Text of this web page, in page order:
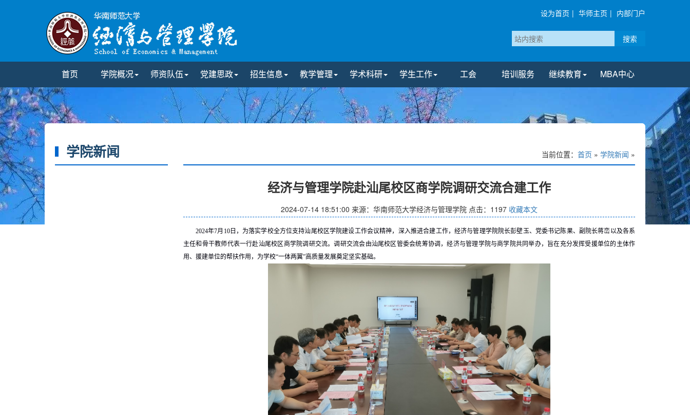
设为首页 | 华师主页 | 内部门户
搜索
首页 学院概况 师资队伍 党建思政 招生信息 教学管理 学术科研 学生工作 工会 培训服务 继续教育 MBA中心
学院新闻 当前位置： 首页 » 学院新闻 »
经济与管理学院赴汕尾校区商学院调研交流合建工作
2024-07-14 18:51:00 来源：华南师范大学经济与管理学院 点击： 1197 收藏本文
2024年7月10日，为落实学校全方位支持汕尾校区学院建设工作会议精神，深入推进合建工作，经济与管理学院院长彭壁玉、党委书记陈果、副院长蒋峦以及各系
主任和骨干教师代表一行赴汕尾校区商学院调研交流。调研交流会由汕尾校区管委会统筹协调，经济与管理学院与商学院共同举办，旨在充分发挥受援单位的主体作
用、援建单位的帮扶作用，为学校“一体两翼”高质量发展奠定坚实基础。